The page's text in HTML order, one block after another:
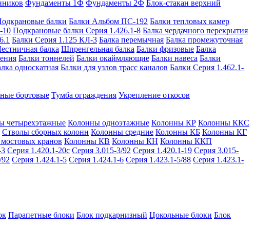
Фундаменты 1Ф Фундаменты 2Ф Блок-стакан верхний
балки Балки Альбом ПС-192 Балки тепловых камер
10 Подкрановые балки Серия 1.426.1-8 Балка чердачного перекрытия
Балки Серия 1.125 КЛ-3 Балка перемычная Балка промежуточная
балка Шпренгельная балка Балки фризовые Балка
Балки тоннелей Балки окаймляющие Балки навеса Балки
односкатная Балки для узлов трасс каналов Балки Серия 1.462.1-
бортовые Тумба ограждения Укрепление откосов
четырехэтажные Колонны одноэтажные Колонны КР Колонны ККС
Стволы сборных колонн Колонны средние Колонны КБ Колонны КГ
кранов Колонны КВ Колонны КН Колонны ККП
Серия 1.420.1-20с Серия 3.015-3/92 Серия 1.420.1-19 Серия 3.015-
Серия 1.424.1-5 Серия 1.424.1-6 Серия 1.423.1-5/88 Серия 1.423.1-
Парапетные блоки Блок подкарнизный Цокольные блоки Блок